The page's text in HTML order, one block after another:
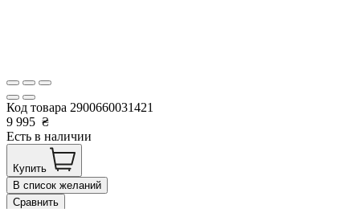
Код товара 2900660031421
9 995 ₴
Есть в наличии
Купить
В список желаний
Сравнить